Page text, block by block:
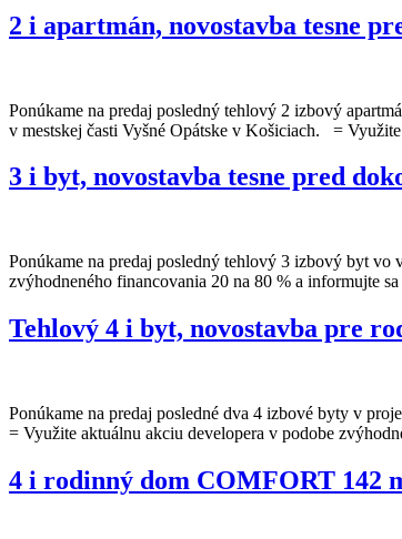
2 i apartmán, novostavba tesne
Ponúkame na predaj posledný tehlový 2 izbový
v mestskej časti Vyšné Opátske v Košiciach. =
3 i byt, novostavba tesne pred
Ponúkame na predaj posledný tehlový 3 izbový byt vo
zvýhodneného financovania 20 na 80 % a informujte
Tehlový 4 i byt, novostavba pre
Ponúkame na predaj posledné dva 4 izbové byty v
= Využite aktuálnu akciu developera v podobe
4 i rodinný dom COMFORT 142